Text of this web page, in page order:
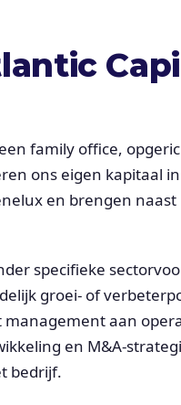
family office,
ons eigen kapitaal
en brengen
specifieke
groei- of
management aan
en M&A-
bedrijf.